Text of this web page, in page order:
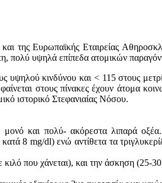
της Ευρωπαϊκής Εταιρείας
πολύ υψηλά επίπεδα ατομικών
κινδύνου και < 115 στους
στους πίνακες έχουν άτομα
ιστορικό Στεφανιαίας Νόσου.
και πολύ- ακόρεστα λιπαρά
8 mg/dl) ενώ αντίθετα τα
που χάνεται), και την άσκηση (25-